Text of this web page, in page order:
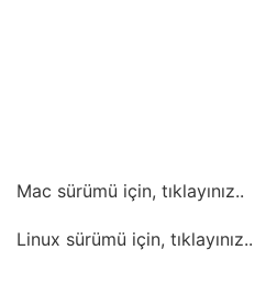
Mac sürümü için, tıklayınız..
Linux sürümü için, tıklayınız..